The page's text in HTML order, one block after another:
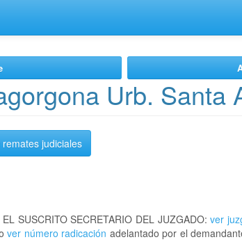
Urb. Santa
judiciales
SUSCRITO SECRETARIO DEL JUZGADO: ver
ver número radicación adelantado por el